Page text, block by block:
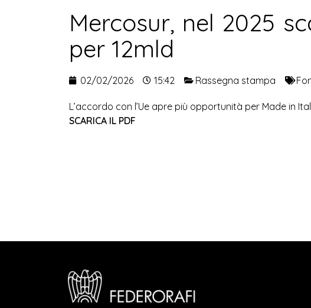
Mercosur, nel 2025
per 12mld
02/02/2026 15:42 Rassegna stampa
L’accordo con l’Ue apre più opportunità per Made in
SCARICA IL PDF